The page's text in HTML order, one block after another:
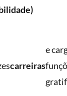
carreiras
e